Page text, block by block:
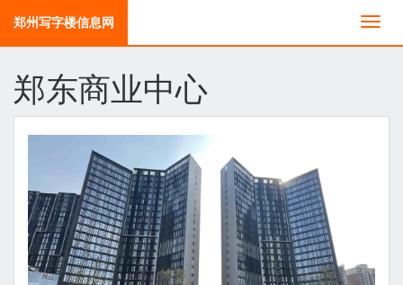
切
换
郑州写字楼信息网
郑东商业中心